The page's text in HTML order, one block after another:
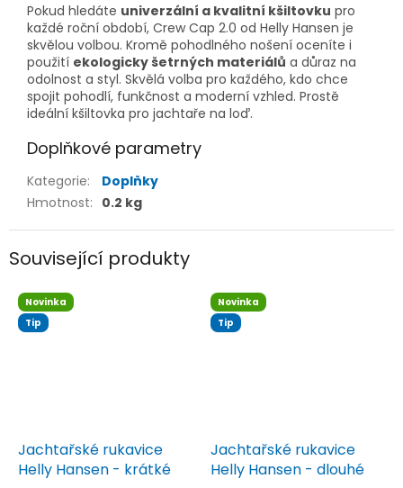
Pokud hledáte univerzální a kvalitní kšiltovku pro
každé roční období, Crew Cap 2.0 od Helly Hansen je
skvělou volbou. Kromě pohodlného nošení oceníte i
použití ekologicky šetrných materiálů a důraz na
odolnost a styl. Skvělá volba pro každého, kdo chce
spojit pohodlí, funkčnost a moderní vzhled. Prostě
ideální kšiltovka pro jachtaře na loď.
Doplňkové parametry
Kategorie:
Doplňky
Hmotnost: 0.2 kg
Související produkty
Novinka
Tip
Jachtařské rukavice
Helly Hansen - krátké
Novinka
Tip
Jachtařské rukavice
Helly Hansen - dlouhé